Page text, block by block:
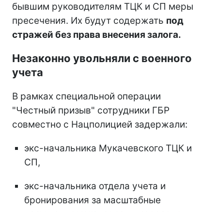
бывшим руководителям ТЦК и СП меры
пресечения. Их будут содержать под
стражей без права внесения залога.
Незаконно увольняли с военного
учета
В рамках специальной операции
"Честный призыв" сотрудники ГБР
совместно с Нацполицией задержали:
экс-начальника Мукачевского ТЦК и
СП,
экс-начальника отдела учета и
бронирования за масштабные